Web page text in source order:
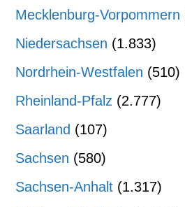
Mecklenburg-Vorpommern
Niedersachsen (1.833)
Nordrhein-Westfalen (510)
Rheinland-Pfalz (2.777)
Saarland (107)
Sachsen (580)
Sachsen-Anhalt (1.317)